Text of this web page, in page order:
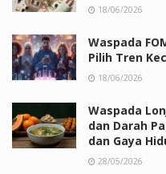
18/06/2026
Waspada
Pilih Tren
18/06/2026
Waspada
dan Darah
dan Gaya
28/05/2026